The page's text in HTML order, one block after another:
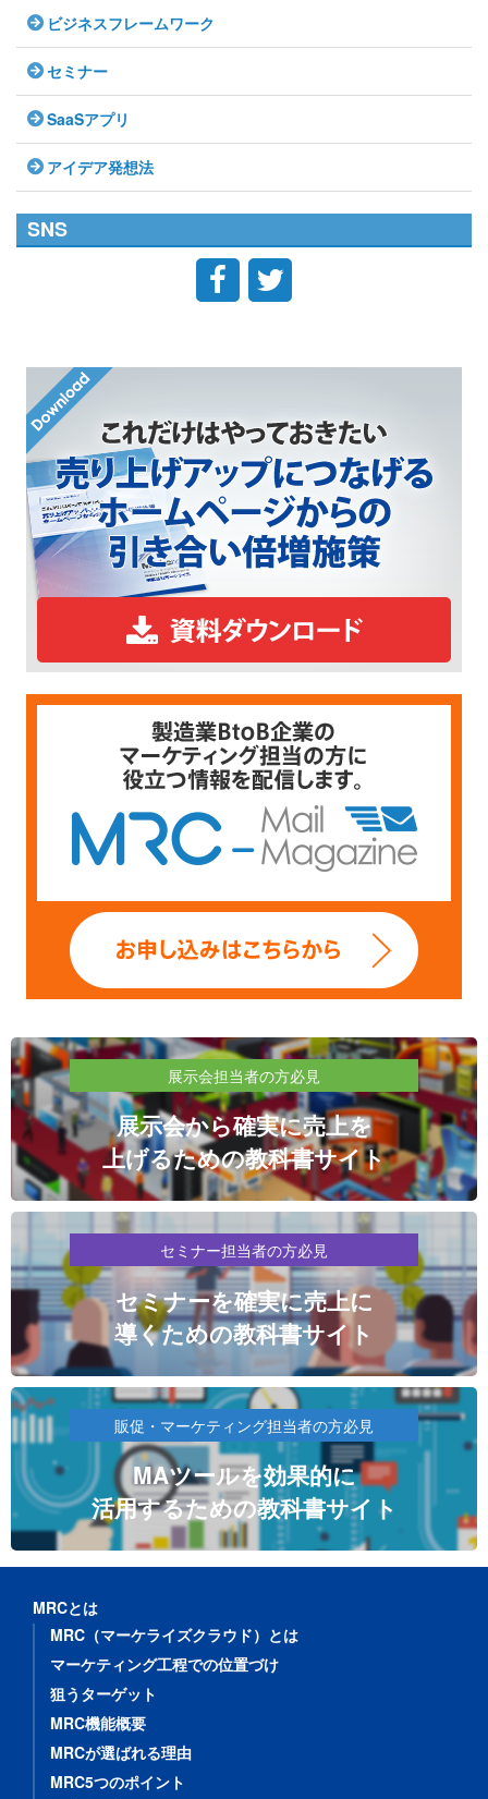
ビジネスフレームワーク
セミナー
SaaSアプリ
アイデア発想法
SNS
 
展示会担当者の方必見
展示会から確実に売上を
上げるための教科書サイト
セミナー担当者の方必見
セミナーを確実に売上に
導くための教科書サイト
販促・マーケティング担当者の方必見
MAツールを効果的に
活用するための教科書サイト
MRCとは
MRC（マーケライズクラウド）とは
マーケティング工程での位置づけ
狙うターゲット
MRC機能概要
MRCが選ばれる理由
MRC5つのポイント